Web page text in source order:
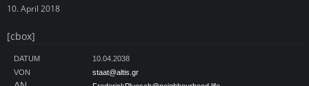
10. April 2018
[cbox]
DATUM
VON
10.04.2038
staat@altis.gr